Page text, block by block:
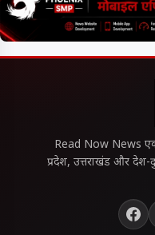
Read Now News एक
प्रदेश, उत्तराखंड और